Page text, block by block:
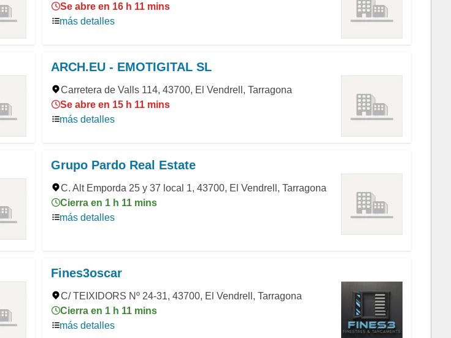
Se abre en 16 h 11 mins
más detalles
ARCH.EU - EMOTIGITAL SL
Carretera de Valls 114, 43700, El Vendrell, Tarragona
Se abre en 15 h 11 mins
más detalles
Grupo Pardo Real Estate
C. Alt Emporda 25 y 37 local 1, 43700, El Vendrell, Tarragona
Cierra en 1 h 11 mins
más detalles
Fines3oscar
C/ TEIXIDORS Nº 24-31, 43700, El Vendrell, Tarragona
Cierra en 1 h 11 mins
más detalles